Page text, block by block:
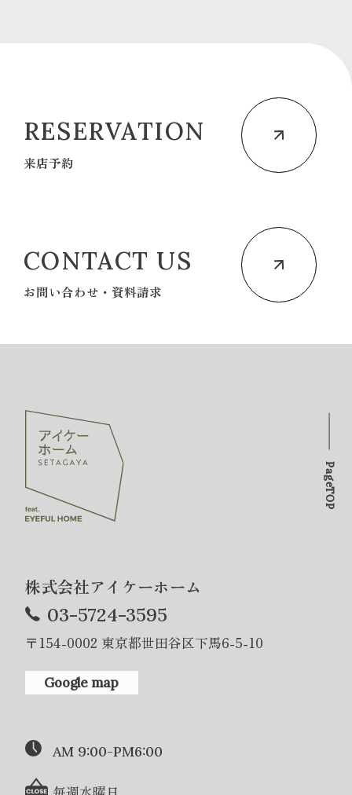
RESERVATION
来店予約
CONTACT US
お問い合わせ・資料請求
株式会社アイケーホーム
03-5724-3595
〒154-0002 東京都世田谷区下馬6-5-10
Google map
AM 9:00-PM6:00
PageTOP